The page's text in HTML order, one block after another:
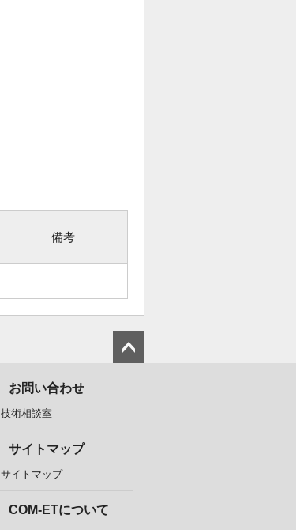
備考
お問い合わせ
技術相談室
サイトマップ
サイトマップ
COM-ETについて